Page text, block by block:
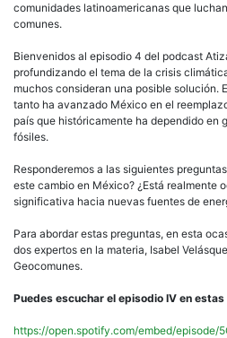
comunidades latinoamericanas que
comunes.
Bienvenidos al episodio 4 del podcast
profundizando el tema de la crisis
muchos consideran una posible solución.
tanto ha avanzado México en el
país que históricamente ha dependido en
fósiles.
Responderemos a las siguientes
este cambio en México? ¿Está realmente
significativa hacia nuevas fuentes de
Para abordar estas preguntas, en esta
dos expertos en la materia, Isabel
Geocomunes.
Puedes escuchar el episodio IV en
https://open.spotify.com/embed/episode/